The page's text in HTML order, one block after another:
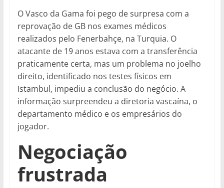
O Vasco da Gama foi pego de surpresa com a
reprovação de GB nos exames médicos
realizados pelo Fenerbahçe, na Turquia. O
atacante de 19 anos estava com a transferência
praticamente certa, mas um problema no joelho
direito, identificado nos testes físicos em
Istambul, impediu a conclusão do negócio. A
informação surpreendeu a diretoria vascaína, o
departamento médico e os empresários do
jogador.
Negociação
frustrada